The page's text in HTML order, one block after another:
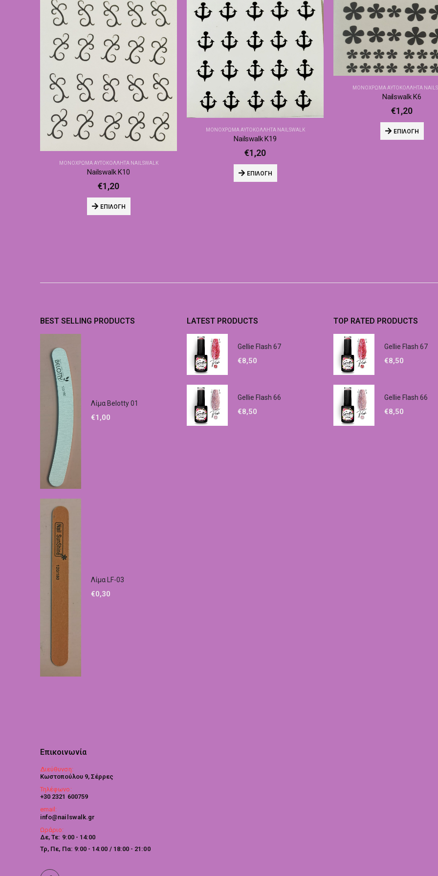
ΜΟΝΌΧΡΩΜΑ ΑΥΤΟΚΌΛΛΗΤΑ NAILSWALK
Nailswalk Κ10
€1,20
ΕΠΙΛΟΓΉ
ΜΟΝΌΧΡΩΜΑ ΑΥΤΟΚΌΛΛΗΤΑ NAILSWALK
Nailswalk Κ19
€1,20
ΕΠΙΛΟΓΉ
ΜΟΝΌΧΡΩΜΑ ΑΥΤΟΚΌΛΛΗΤΑ
Nailswalk Κ6
€1,20
ΕΠΙΛΟΓΉ
BEST SELLING PRODUCTS
Λίμα Belotty 01
€1,00
Λίμα LF-03
€0,30
LATEST PRODUCTS
Gellie Flash 67
€8,50
Gellie Flash 66
€8,50
TOP RATED PRODUCTS
Gellie Flash 67
€8,50
Gellie Flash 66
€8,50
Επικοινωνία
Διεύθυνση:
Κωστοπούλου 9, Σέρρες
Τηλέφωνο:
+30 2321 600759
email:
info@nailswalk.gr
Ωράριο:
Δε, Τε: 9:00 - 14:00
Τρ, Πε, Πα: 9:00 - 14:00 / 18:00 - 21:00